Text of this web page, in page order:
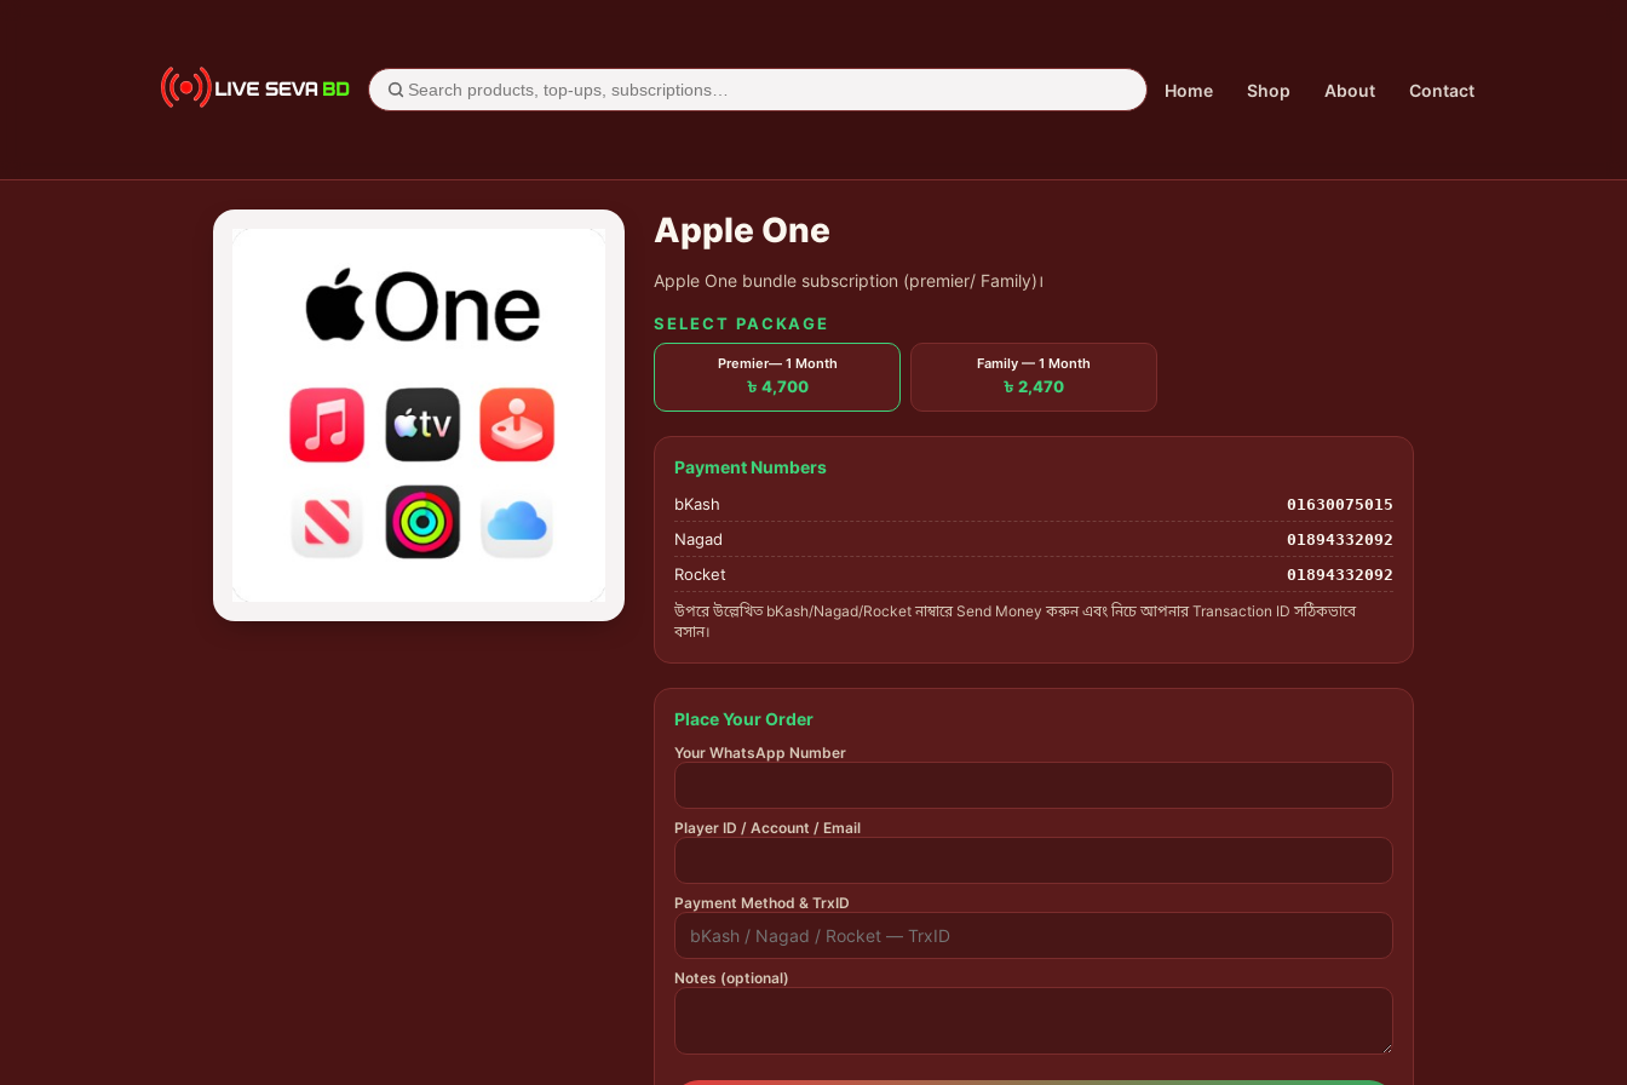
Home Shop About Contact
Apple One
Apple One bundle subscription (premier/ Family)।
SELECT PACKAGE
Premier— 1 Month
৳ 4,700
Family — 1 Month
৳ 2,470
Payment Numbers
bKash 01630075015
Nagad 01894332092
Rocket 01894332092
উপরে উল্লেখিত bKash/Nagad/Rocket নাম্বারে Send Money করুন এবং নিচে আপনার Transaction ID সঠিকভাবে
বসান।
Place Your Order
Your WhatsApp Number
Player ID / Account / Email
Payment Method & TrxID
Notes (optional)